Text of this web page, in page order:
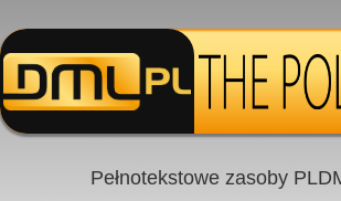
Pełnotekstowe zasoby